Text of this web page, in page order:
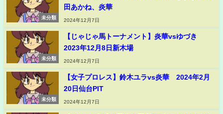
未分類
田あかね、炎華
2024年12月7日
未分類
【じゃじゃ馬トーナメント】炎華vsゆづき
2023年12月8日新木場
2024年12月7日
未分類
【女子プロレス】鈴木ユラvs炎華 2024年2月
20日仙台PIT
2024年12月7日